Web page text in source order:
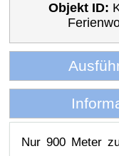
Objekt ID:
Nur 900 Meter